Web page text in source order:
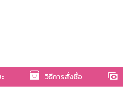
วิธีการสั่งซื้อ